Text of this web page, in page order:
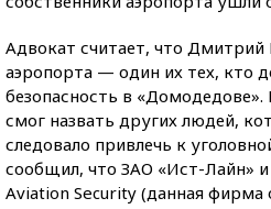
Адвокат считает, что
аэропорта — один их тех, кто
безопасность в
смог назвать других людей,
следовало привлечь к
сообщил, что ЗАО «Ист-Лайн»
Aviation Security (данная фирма